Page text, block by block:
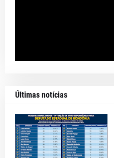
Últimas notícias